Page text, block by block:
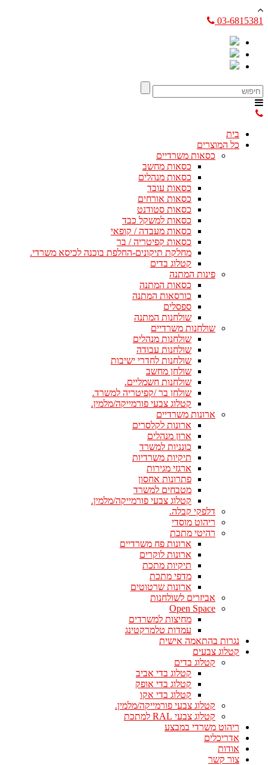
03-6815381
בית
כל המוצרים
כסאות משרדיים
כסאות מחשב
כסאות מנהלים
כסאות עובד
כסאות אורחים
כסאות סטודנט
כסאות למשקל כבד
כסאות מעבדה / קופאי
כסאות קפיטריה / בר
מחלקת תיקונים-החלפת בוכנה לכיסא משרדי.
קטלוג בדים
פינות המתנה
כסאות המתנה
כורסאות המתנה
ספסלים
שולחנות המתנה
שולחנות משרדיים
שולחנות מנהלים
שולחנות עבודה
שולחנות לחדרי ישיבות
שולחן מחשב
שולחנות חשמליים.
שולחן בר /קפיטריה למשרד.
קטלוג צבעי פורמייקה/מלמין.
ארונות משרדיים
ארונות לקלסרים
ארון מנהלים
כונניות למשרד
תיקיות משרדיות
ארגזי מגירות
פתרונות אחסון
מטבחים למשרד
קטלוג צבעי פורמייקה/מלמין.
דלפקי קבלה.
ריהוט מוסדי
רהיטי מתכת
ארונות פח משרדיים
ארונות לוקרים
תיקיות מתכת
מדפי מתכת
ארונות שרטוטים
אביזרים לשולחנות
Open Space
מחיצות למשרדים
עמדות טלמרקטינג
נגרות בהתאמה אישית
קטלוג צבעים
קטלוג בדים
קטלוג בדי אביב
קטלוג בדי אופק
קטלוג בדי אקו
קטלוג צבעי פורמייקה/מלמין.
קטלוג צבעי RAL למתכת
ריהוט משרדי במבצע
אדריכלים
אודות
צור קשר